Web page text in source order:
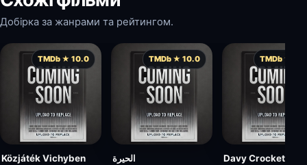
Добірка за жанрами та рейтингом.
TMDb ★ 10.0
Közjáték Vichyben
TMDb ★ 10.0
الحيرة
TMDb ★
Davy Crockett